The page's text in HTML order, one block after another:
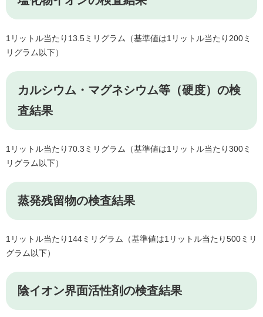
1リットル当たり13.5ミリグラム（基準値は1リットル当たり200ミ
リグラム以下）
カルシウム・マグネシウム等（硬度）の検
査結果
1リットル当たり70.3ミリグラム（基準値は1リットル当たり300ミ
リグラム以下）
蒸発残留物の検査結果
1リットル当たり144ミリグラム（基準値は1リットル当たり500ミリ
グラム以下）
陰イオン界面活性剤の検査結果